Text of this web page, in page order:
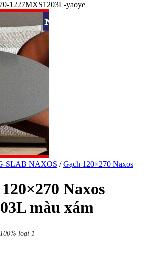
SLAB NAXOS / Gạch 120×270 Naxos
Naxos
màu xám
loại 1